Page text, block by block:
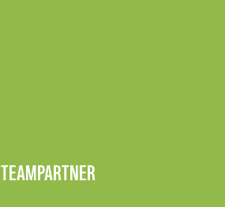
TEAMPARTNER